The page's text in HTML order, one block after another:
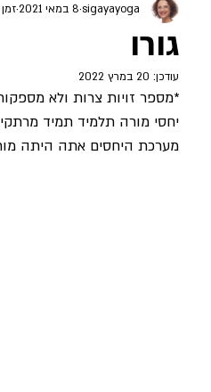
גורו
sigayayoga 8 במאי 2021 זמן
עודכן: 20 במרץ 2022
*מספר זויות צרות ולא
יחסי מורה תלמיד תמיד
מערכת היחסים אתה היתה